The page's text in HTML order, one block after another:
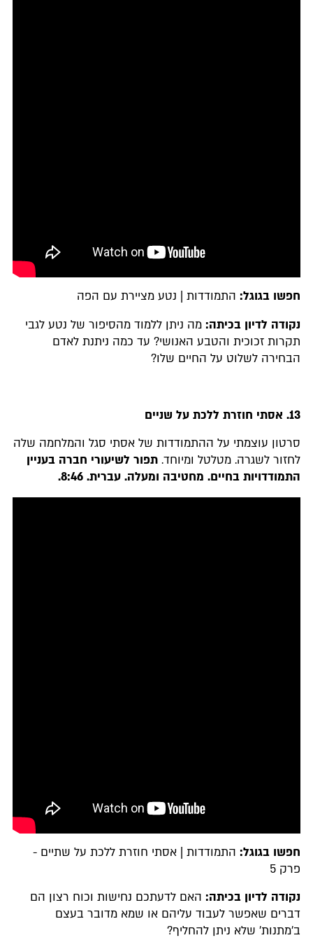
חפשו בגוגל: התמודדות | נטע מציירת עם הפה
נקודה לדיון בכיתה: מה ניתן ללמוד מהסיפור של נטע לגבי
תקרות זכוכית והטבע האנושי? עד כמה ניתנת לאדם
הבחירה לשלוט על החיים שלו?
13. אסתי חוזרת ללכת על שניים
סרטון עוצמתי על ההתמודדות של אסתי סגל והמלחמה שלה
לחזור לשגרה. מטלטל ומיוחד. תפור לשיעורי חברה בעניין
התמודדויות בחיים. מחטיבה ומעלה. עברית.
8:46.
חפשו בגוגל: התמודדות | אסתי חוזרת ללכת על שתיים -
פרק 5
נקודה לדיון בכיתה: האם לדעתכם נחישות וכוח רצון הם
דברים שאפשר לעבוד עליהם או שמא מדובר בעצם
ב'מתנות' שלא ניתן להחליף?